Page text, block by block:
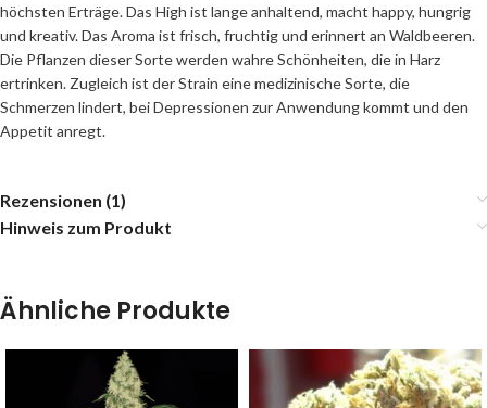
höchsten Erträge. Das High ist lange anhaltend, macht happy, hungrig
und kreativ. Das Aroma ist frisch, fruchtig und erinnert an Waldbeeren.
Die Pflanzen dieser Sorte werden wahre Schönheiten, die in Harz
ertrinken. Zugleich ist der Strain eine medizinische Sorte, die
Schmerzen lindert, bei Depressionen zur Anwendung kommt und den
Appetit anregt.
Rezensionen (1)
Hinweis zum Produkt
Ähnliche Produkte